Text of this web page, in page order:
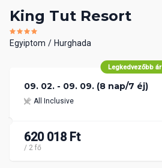
King Tut Resort
Egyiptom Hurghada
Legkedvezőbb ár
09. 02. - 09. 09. (8 nap/7 éj)
All Inclusive
620 018 Ft
/ 2 fő